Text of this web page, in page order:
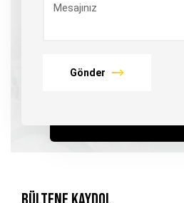
Mesajınız
Gönder